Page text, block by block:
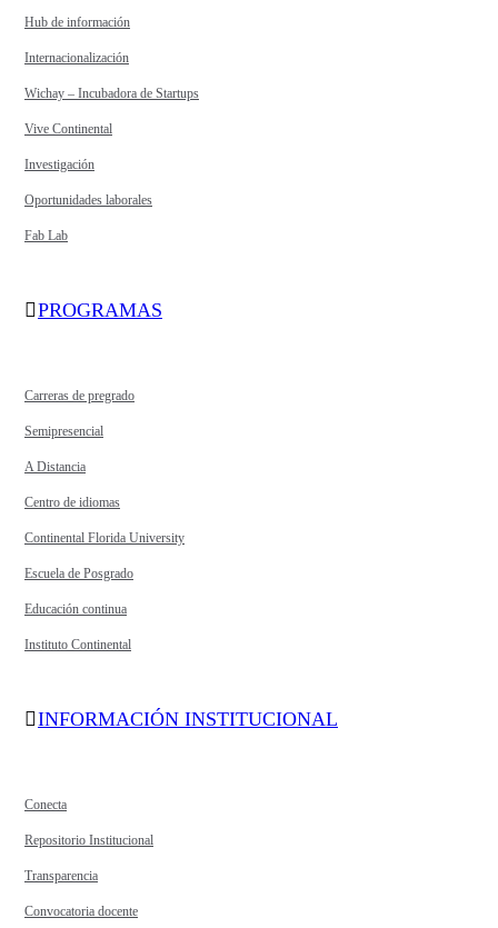
Hub de información
Internacionalización
Wichay – Incubadora de Startups
Vive Continental
Investigación
Oportunidades laborales
Fab Lab
PROGRAMAS
Carreras de pregrado
Semipresencial
A Distancia
Centro de idiomas
Continental Florida University
Escuela de Posgrado
Educación continua
Instituto Continental
INFORMACIÓN INSTITUCIONAL
Conecta
Repositorio Institucional
Transparencia
Convocatoria docente